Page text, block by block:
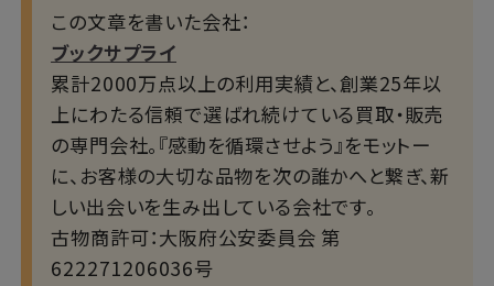
この文章を書いた会社：
ブックサプライ
累計2000万点以上の利用実績と、創業25年以
上にわたる信頼で選ばれ続けている買取・販売
の専門会社。『感動を循環させよう』をモットー
に、お客様の大切な品物を次の誰かへと繋ぎ、新
しい出会いを生み出している会社です。
古物商許可：大阪府公安委員会 第
622271206036号